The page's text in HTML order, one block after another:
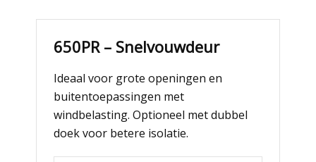
650PR – Snelvouwdeur
Ideaal voor grote openingen en
buitentoepassingen met
windbelasting. Optioneel met dubbel
doek voor betere isolatie.